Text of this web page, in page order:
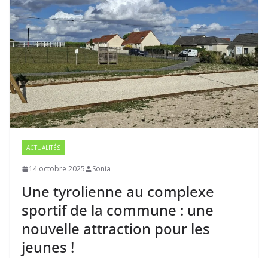
ACTUALITÉS
14 octobre 2025 Sonia
Une tyrolienne au complexe
sportif de la commune : une
nouvelle attraction pour les
jeunes !